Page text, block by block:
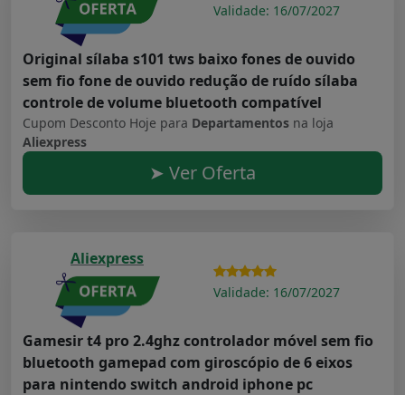
Validade: 16/07/2027
Original sílaba s101 tws baixo fones de ouvido
sem fio fone de ouvido redução de ruído sílaba
controle de volume bluetooth compatível
Cupom Desconto Hoje para Departamentos na loja
Aliexpress
➤ Ver Oferta
Aliexpress
Validade: 16/07/2027
Gamesir t4 pro 2.4ghz controlador móvel sem fio
bluetooth gamepad com giroscópio de 6 eixos
para nintendo switch android iphone pc